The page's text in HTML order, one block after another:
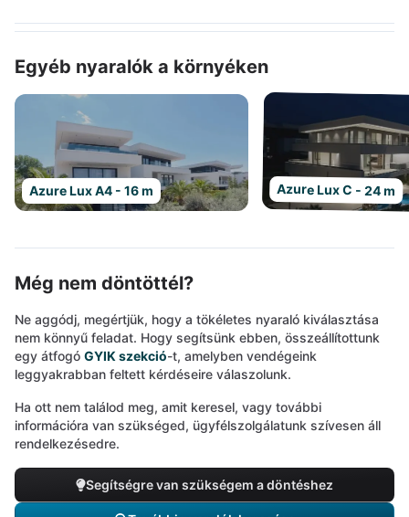
Egyéb nyaralók a környéken
Azure Lux A4 - 16 m Azure Lux C - 24 m
Még nem döntöttél?
Ne aggódj, megértjük, hogy a tökéletes nyaraló kiválasztása
nem könnyű feladat. Hogy segítsünk ebben, összeállítottunk
egy átfogó GYIK szekció-t, amelyben vendégeink
leggyakrabban feltett kérdéseire válaszolunk.
Ha ott nem találod meg, amit keresel, vagy további
információra van szükséged, ügyfélszolgálatunk szívesen áll
rendelkezésedre.
Segítségre van szükségem a döntéshez